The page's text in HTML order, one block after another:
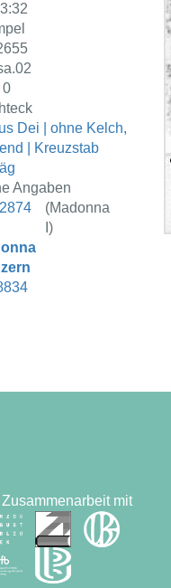
0
Dei | ohne Kelch,
| Kreuzstab
Angaben
(Madonna
I)
Zusammenarbeit mit